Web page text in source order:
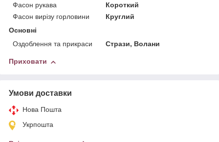
Фасон рукава
Короткий
Фасон вирізу горловини
Круглий
Основні
Оздоблення та прикраси
Стрази, Волани
Приховати
Умови доставки
Нова Пошта
Укрпошта